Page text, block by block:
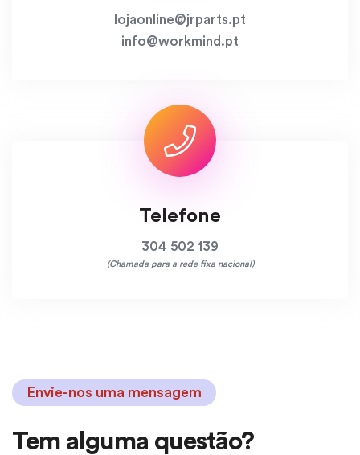
lojaonline@jrparts.pt
info@workmind.pt
Telefone
304 502 139
(Chamada para a rede fixa nacional)
Envie-nos uma mensagem
Tem alguma questão?